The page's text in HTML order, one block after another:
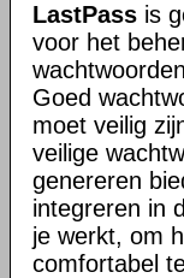
LastPass is
voor het
Goed
moet veilig
veilige
genereren
integreren in
je werkt, om
comfortabel